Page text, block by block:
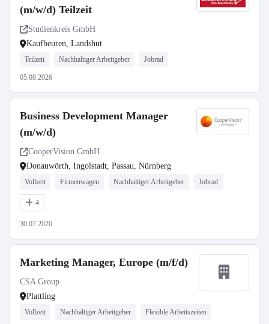
(m/w/d) Teilzeit
Studienkreis GmbH
Kaufbeuren, Landshut
Teilzeit Nachhaltiger Arbeitgeber Jobrad
05.08.2026
Business Development Manager
(m/w/d)
CooperVision GmbH
Donauwörth, Ingolstadt, Passau, Nürnberg
Vollzeit Firmenwagen Nachhaltiger Arbeitgeber Jobrad
4
30.07.2026
Marketing Manager, Europe (m/f/d)
CSA Group
Plattling
Vollzeit Nachhaltiger Arbeitgeber Flexible Arbeitszeiten